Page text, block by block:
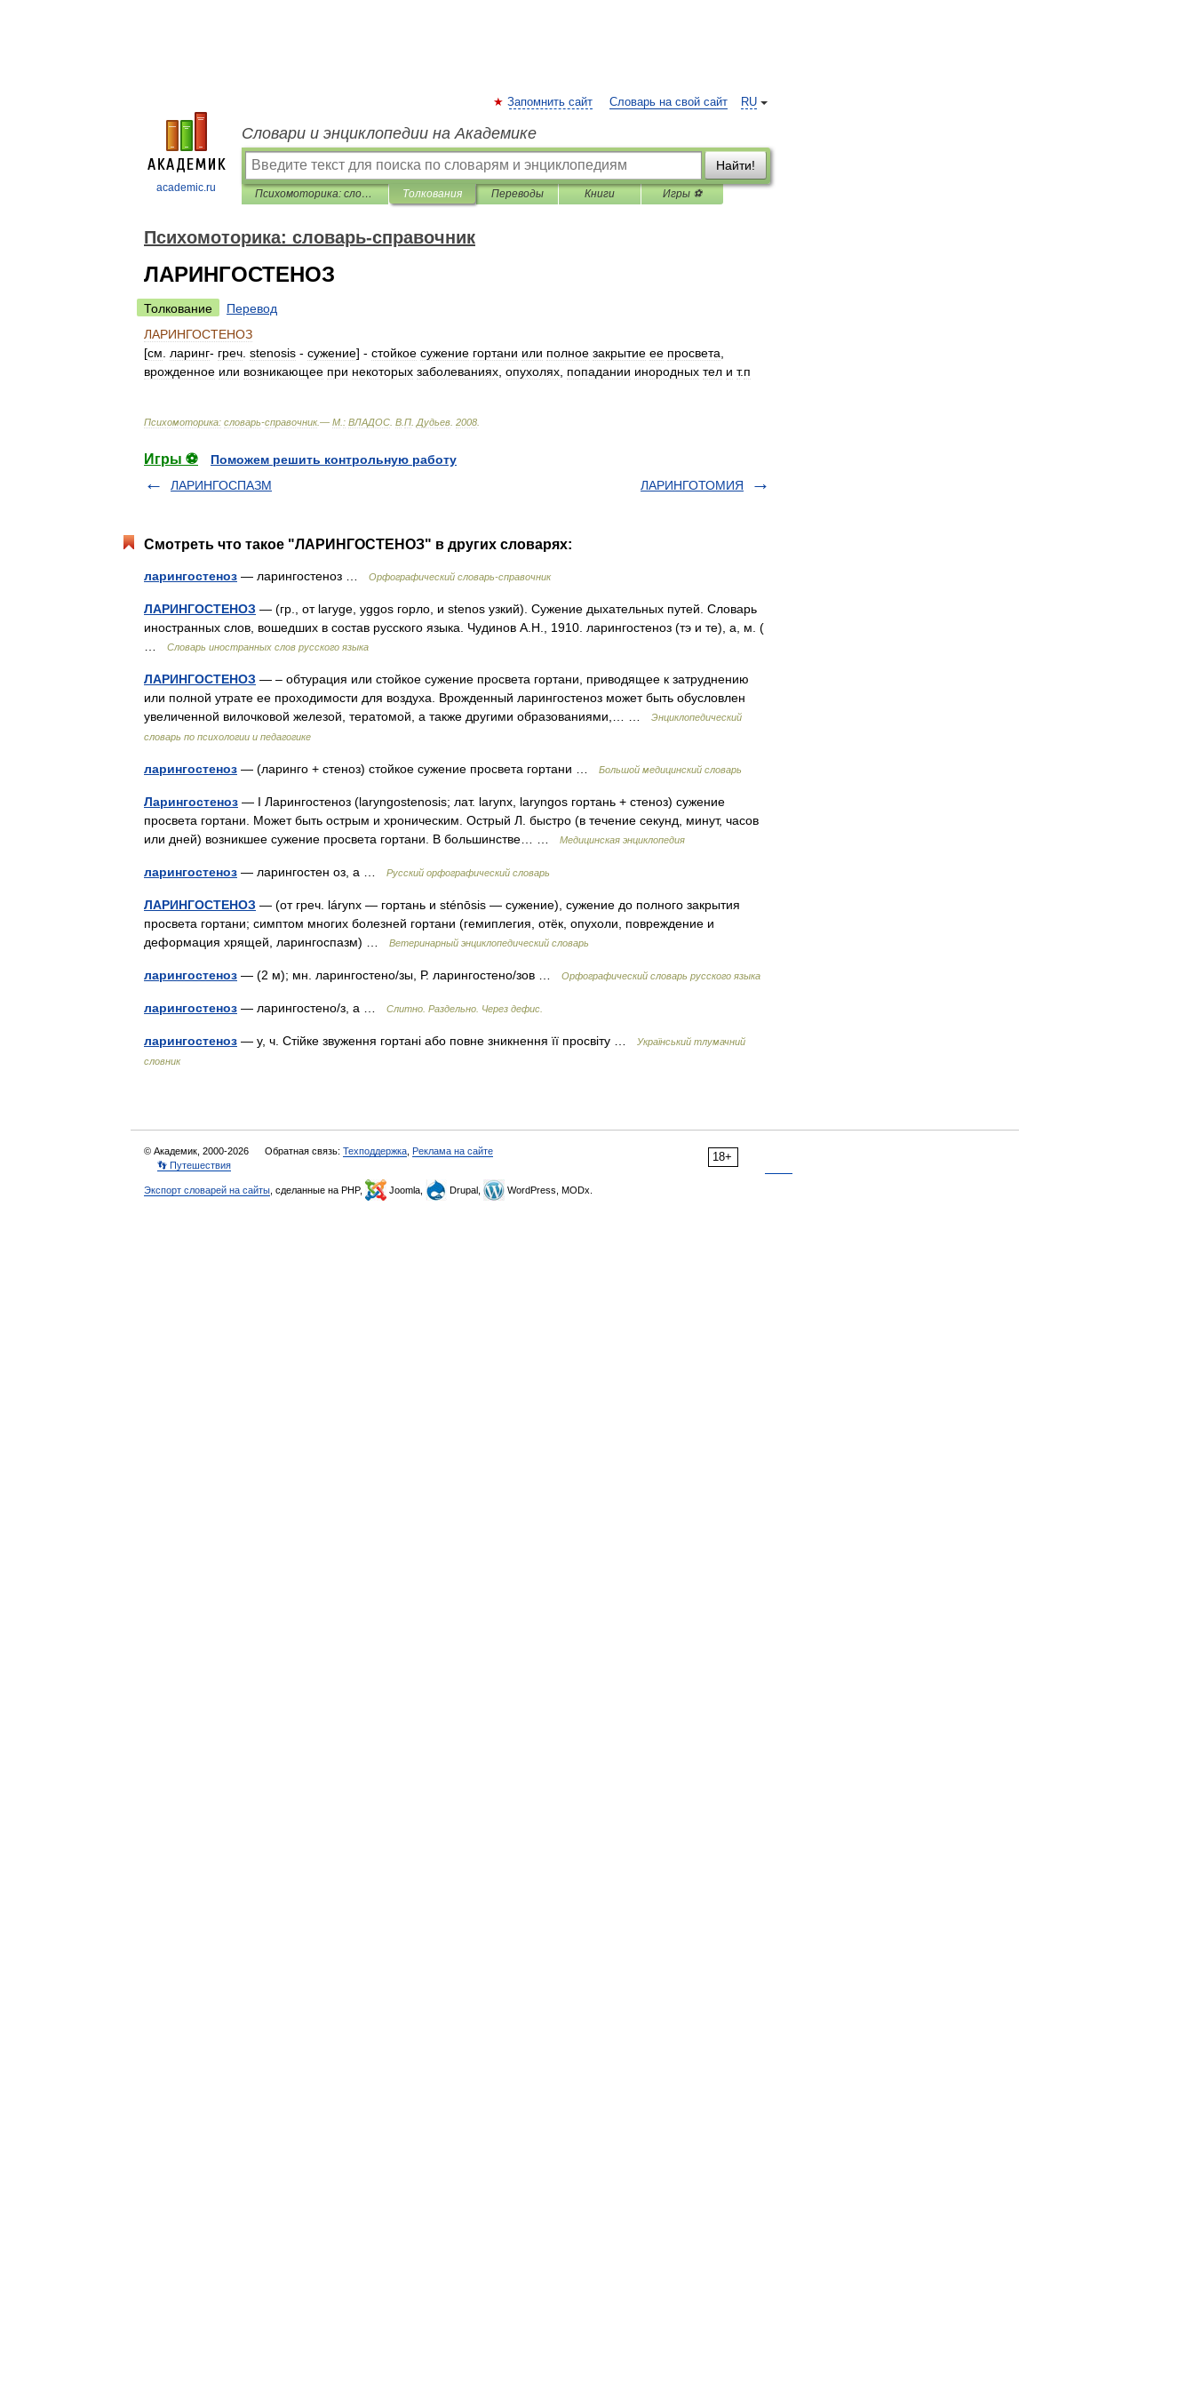
academic.ru
RU
Запомнить сайт Словарь на свой сайт
Словари и энциклопедии на Академике
Найти!
Психомоторика: cловарь-справочник Толкования Переводы Книги Игры ⚽
Психомоторика: cловарь-справочник
ЛАРИНГОСТЕНОЗ
Толкование
Перевод
ЛАРИНГОСТЕНОЗ
[см ларинг- греч stenosis - сужение] - стойкое сужение гортани или полное закрытие ее просвета
врожденное или возникающее при некоторых заболеваниях опухолях попадании инородных тел и т.п
Психомоторика: cловарь-справочник.— М : ВЛАДОС В П Дудьев 2008
Игры ⚽
Поможем решить контрольную работу
ЛАРИНГОСПАЗМ
ЛАРИНГОТОМИЯ
Смотреть что такое "ЛАРИНГОСТЕНОЗ" в других словарях:
ларингостеноз — ларингостеноз … Орфографический словарь-справочник
ЛАРИНГОСТЕНОЗ — (гр., от laryge, yggos горло, и stenos узкий). Сужение дыхательных путей. Словарь
иностранных слов, вошедших в состав русского языка. Чудинов А.Н., 1910. ларингостеноз (тэ и те), а, м. (
Словарь иностранных слов русского языка
ЛАРИНГОСТЕНОЗ — – обтурация или стойкое сужение просвета гортани, приводящее к затруднению
или полной утрате ее проходимости для воздуха. Врожденный ларингостеноз может быть обусловлен
увеличенной вилочковой железой, тератомой, а также другими образованиями,… …
Энциклопедический
словарь по психологии и педагогике
ларингостеноз — (ларинго + стеноз) стойкое сужение просвета гортани … Большой медицинский словарь
Ларингостеноз — I Ларингостеноз (laryngostenosis; лат. larynx, laryngos гортань + стеноз) сужение
просвета гортани. Может быть острым и хроническим. Острый Л. быстро (в течение секунд, минут, часов
или дней) возникшее сужение просвета гортани. В большинстве… …
Медицинская энциклопедия
ларингостеноз — ларингостен оз, а … Русский орфографический словарь
ЛАРИНГОСТЕНОЗ — (от греч. lárynx — гортань и sténōsis — сужение), сужение до полного закрытия
просвета гортани; симптом многих болезней гортани (гемиплегия, отёк, опухоли, повреждение и
деформация хрящей, ларингоспазм) …
Ветеринарный энциклопедический словарь
ларингостеноз — (2 м); мн. ларингостено/зы, Р. ларингостено/зов … Орфографический словарь русского языка
ларингостеноз — ларингостено/з, а … Слитно. Раздельно. Через дефис.
ларингостеноз — у, ч. Стійке звуження гортані або повне зникнення її просвіту …
Український тлумачний
словник
18+
© Академик, 2000-2026 Обратная связь: Техподдержка Реклама на сайте
👣 Путешествия
Экспорт словарей на сайты , сделанные на PHP, Joomla, Drupal, WordPress, MODx.